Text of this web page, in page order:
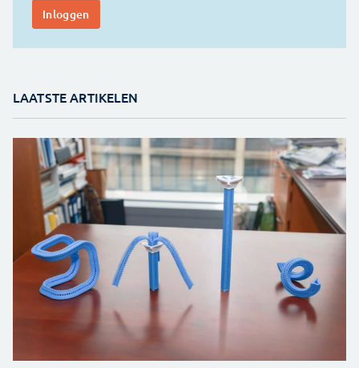
LAATSTE ARTIKELEN